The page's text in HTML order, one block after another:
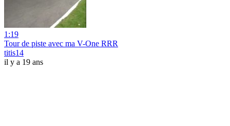
1:19
Tour de piste avec ma V-One RRR
titis14
il y a 19 ans